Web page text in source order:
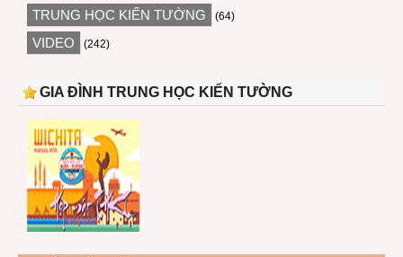
TRUNG HỌC KIẾN TƯỜNG (64)
VIDEO (242)
GIA ĐÌNH TRUNG HỌC KIẾN TƯỜNG